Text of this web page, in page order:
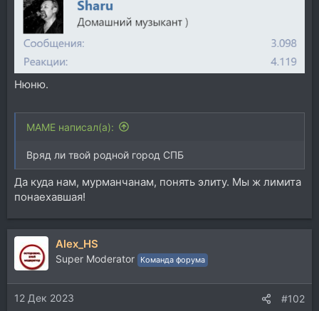
Нюню.
MAME написал(а):
Вряд ли твой родной город СПБ
Да куда нам, мурманчанам, понять элиту. Мы ж лимита
понаехавшая!
Alex_HS
Super Moderator Команда форума
12 Дек 2023 #102